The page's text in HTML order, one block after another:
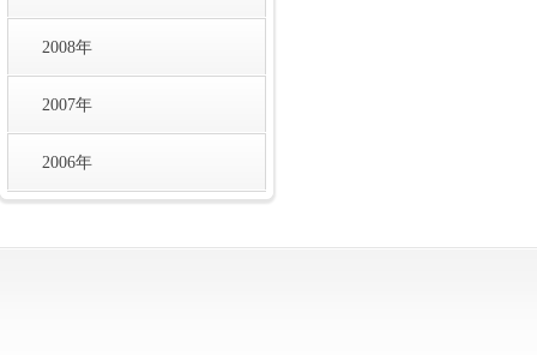
2008年
2007年
2006年